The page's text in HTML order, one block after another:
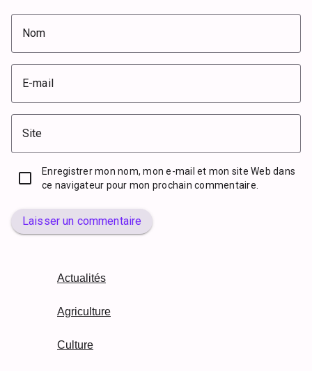
Nom
E-mail
Site
Enregistrer mon nom, mon e-mail et mon site Web dans
ce navigateur pour mon prochain commentaire.
Laisser un commentaire
Actualités
Agriculture
Culture